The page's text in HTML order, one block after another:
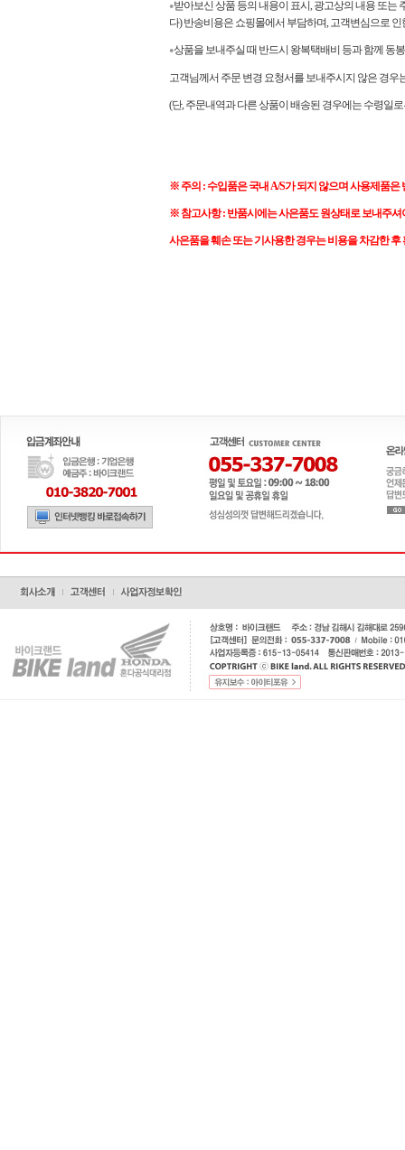
●받아보신 상품 등의 내용이 표시, 광고상의 내용 또는
다) 반송비용은 쇼핑몰에서 부담하며, 고객변심으로
●상품을 보내주실 때 반드시 왕복택배비 등과 함께 동
고객님께서 주문 변경 요청서를 보내주시지 않은 경우
(단, 주문내역과 다른 상품이 배송된 경우에는 수령일
※ 주의 : 수입품은 국내 A/S가 되지 않으며 사용제품은
※ 참고사항 : 반품시에는 사은품도 원상태로 보내주
사은품을 훼손 또는 기사용한 경우는 비용을 차감한 후